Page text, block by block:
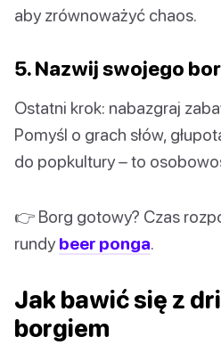
aby zrównoważyć chaos.
5. Nazwij swojego
Ostatni krok: nabazgraj
Pomyśl o grach słów,
do popkultury – to
👉 Borg gotowy? Czas
rundy beer ponga.
Jak bawić się z
borgiem